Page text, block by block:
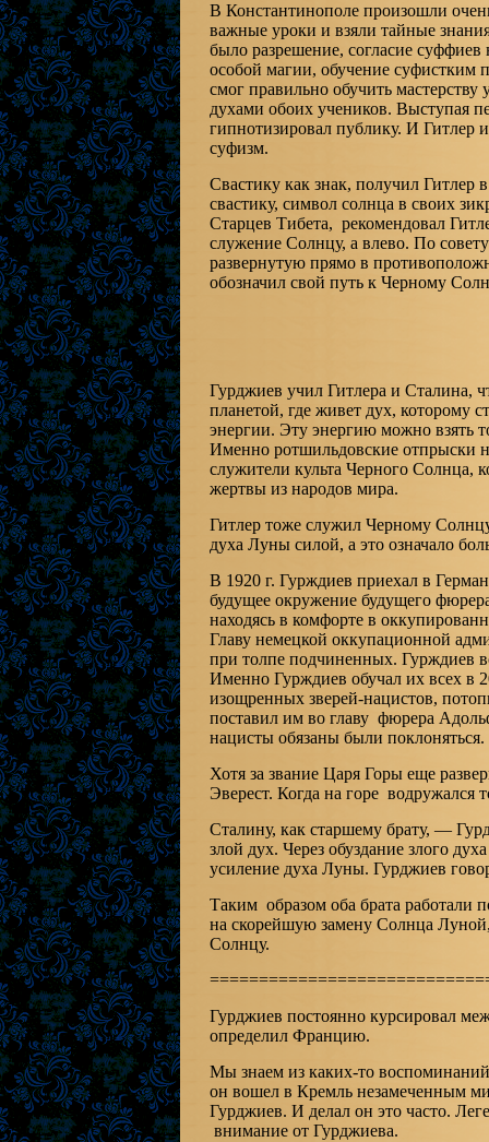
В Константинополе произошли
важные уроки и взяли тайные
было разрешение, согласие суффиев
особой магии, обучение суфистким
смог правильно обучить
духами обоих учеников. Выступая
гипнотизировал публику. И Гитлер
суфизм.
Свастику как знак, получил Гитлер
свастику, символ солнца в своих
Старцев Тибета, рекомендовал
служение Солнцу, а влево. По
развернутую прямо в
обозначил свой путь к Черному
Гурджиев учил Гитлера и Сталина,
планетой, где живет дух, которому
энергии. Эту энергию можно взять
Именно ротшильдовские отпрыски
служители культа Черного Солнца,
жертвы из народов мира.
Гитлер тоже служил Черному
духа Луны силой, а это означало
В 1920 г. Гурждиев приехал в
будущее окружение будущего
находясь в комфорте в
Главу немецкой оккупационной
при толпе подчиненных. Гурждиев
Именно Гурждиев обучал их всех
изощренных зверей-нацистов,
поставил им во главу фюрера
нацисты обязаны были поклоняться.
Хотя за звание Царя Горы еще
Эверест. Когда на горе водружался
Сталину, как старшему брату, —
злой дух. Через обуздание злого
усиление духа Луны. Гурджиев
Таким образом оба брата работали
на скорейшую замену Солнца
Солнцу.
Гурджиев постоянно курсировал
определил Францию.
Мы знаем из каких-то
он вошел в Кремль незамеченным
Гурджиев. И делал он это часто.
внимание от Гурджиева.